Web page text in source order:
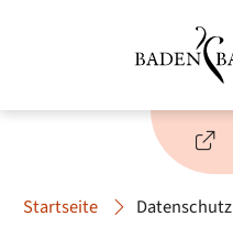
Startseite Datenschutz